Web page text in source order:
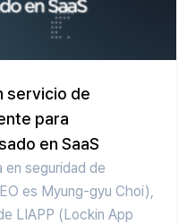
servicio de
para
en SaaS
en seguridad de
es Myung-gyu Choi),
LIAPP (Lockin App